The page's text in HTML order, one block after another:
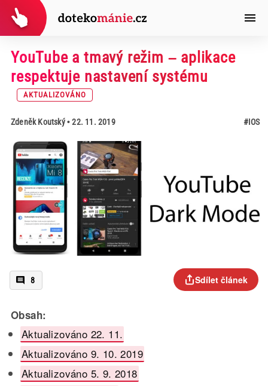
YouTube a tmavý režim – aplikace
respektuje nastavení systému
AKTUALIZOVÁNO
Zdeněk Koutský• 22. 11. 2019 #IOS
8 Sdílet článek
Obsah:
Aktualizováno 22. 11.
Aktualizováno 9. 10. 2019
Aktualizováno 5. 9. 2018